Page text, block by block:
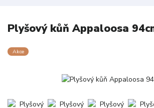
Plyšový kůň Appaloosa
Akce